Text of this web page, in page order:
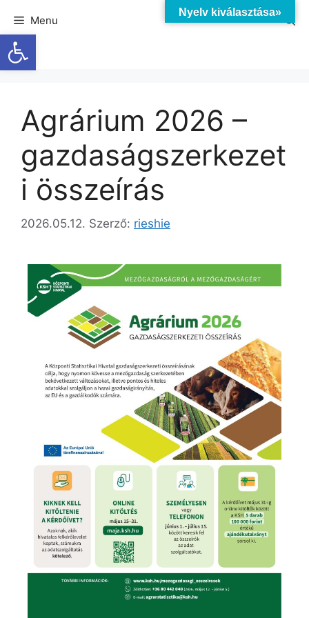
Eszköztár megnyitása
Menu
Agrárium 2026 –
gazdaságszerkezet
i összeírás
2026.05.12. Szerző: rieshie
Nyelv kiválasztása»